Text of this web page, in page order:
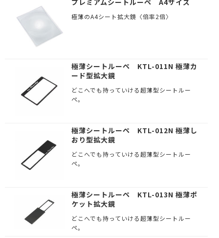
極薄のA4シート拡大鏡〈倍率2倍〉
極薄シートルーペ KTL-011N 極薄カ
ード型拡大鏡
どこへでも持っていける超薄型シートルー
ペ。
極薄シートルーペ KTL-012N 極薄し
おり型拡大鏡
どこへでも持っていける超薄型シートルー
ペ。
極薄シートルーペ KTL-013N 極薄ポ
ケット拡大鏡
どこへでも持っていける超薄型シートルー
ペ。